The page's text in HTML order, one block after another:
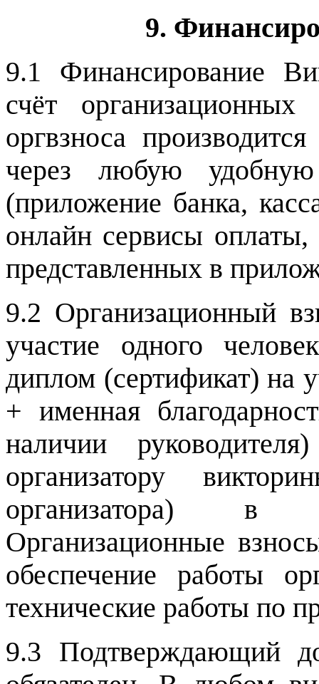
9.
9.1 Финансирование
счёт
оргвзноса
через любую
(приложение банка,
онлайн сервисы
представленных в
9.2 Организационный
участие одного
диплом (сертификат) на
+ именная
наличии
организатору
организатора)
Организационные
обеспечение работы
технические работы по
9.3 Подтверждающий